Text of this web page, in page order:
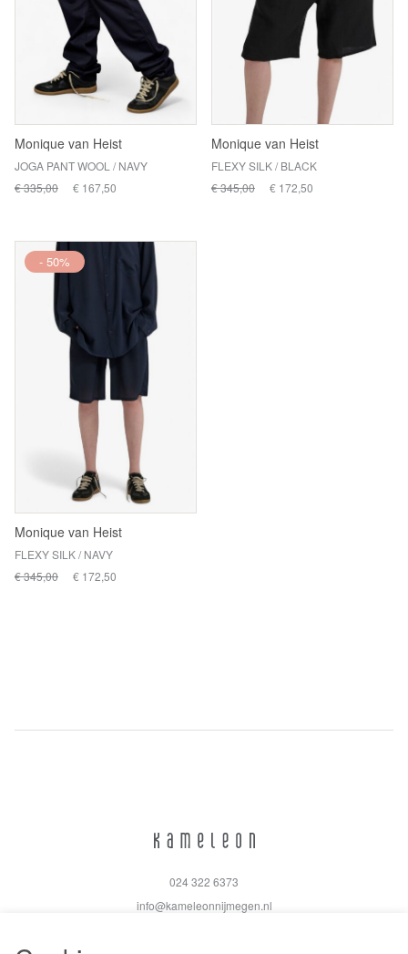
Monique van Heist
JOGA PANT WOOL / NAVY
€ 335,00
€ 167,50
Monique van Heist
FLEXY SILK / BLACK
€ 345,00
€ 172,50
- 50%
Monique van Heist
FLEXY SILK / NAVY
€ 345,00
€ 172,50
024 322 6373
info@kameleonnijmegen.nl